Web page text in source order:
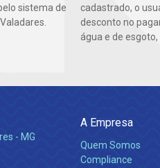
sistema de
cadastrado, o
desconto no
água e de esgoto,
- MG
A Empresa
Quem Somos
Compliance